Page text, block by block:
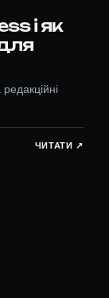
і як
ЧИТАТИ ↗︎